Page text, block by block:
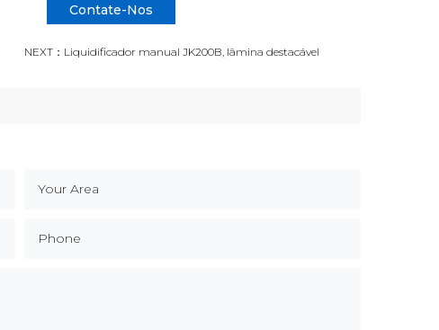
Contate-Nos
NEXT：Liquidificador manual JK200B, lâmina destacável